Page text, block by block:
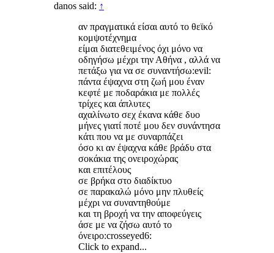
danos said: ↑
αν πραγματικά είσαι αυτό το θεϊκό
κομψοτέχνημα
είμαι διατεθειμένος όχι μόνο να
οδηγήσω μέχρι την Αθήνα , αλλά να
πετάξω για να σε συναντήσω:evil:
πάντα έψαχνα στη ζωή μου έναν
κεφτέ με ποδαράκια με πολλές
τρίχες και άπλυτες
αχαλίνωτο σεχ έκανα κάθε δυο
μήνες γιατί ποτέ μου δεν συνάντησα
κάτι που να με συναρπάζει
όσο κι αν έψαχνα κάθε βράδυ στα
σοκάκια της ονειροχώρας
και επιτέλους
σε βρήκα στο διαδίκτυο
σε παρακαλώ μόνο μην πλυθείς
μέχρι να συναντηθούμε
και τη βροχή να την αποφεύγεις
άσε με να ζήσω αυτό το
όνειρο:crosseyed6:
Click to expand...